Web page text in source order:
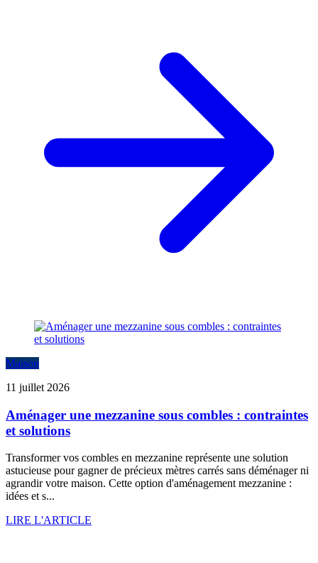
Maison
11 juillet 2026
Aménager une mezzanine sous combles : contraintes
et solutions
Transformer vos combles en mezzanine représente une solution
astucieuse pour gagner de précieux mètres carrés sans déménager ni
agrandir votre maison. Cette option d'aménagement mezzanine :
idées et s...
LIRE L'ARTICLE